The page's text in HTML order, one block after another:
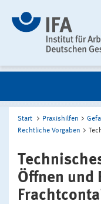
Start Praxishilfen
Rechtliche Vorgaben
Öffnen und